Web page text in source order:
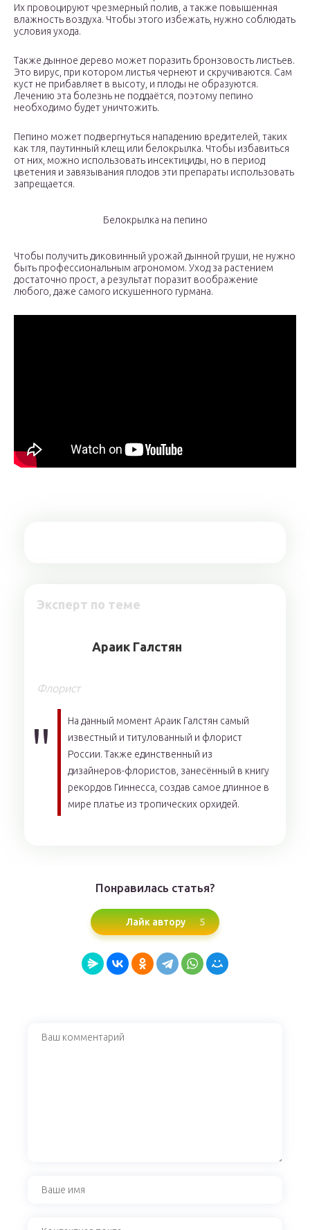
Их провоцируют чрезмерный полив, а также повышенная
влажность воздуха. Чтобы этого избежать, нужно соблюдать
условия ухода.
Также дынное дерево может поразить бронзовость листьев.
Это вирус, при котором листья чернеют и скручиваются. Сам
куст не прибавляет в высоту, и плоды не образуются.
Лечению эта болезнь не поддаётся, поэтому пепино
необходимо будет уничтожить.
Пепино может подвергнуться нападению вредителей, таких
как тля, паутинный клещ или белокрылка. Чтобы избавиться
от них, можно использовать инсектициды, но в период
цветения и завязывания плодов эти препараты использовать
запрещается.
Белокрылка на пепино
Чтобы получить диковинный урожай дынной груши, не нужно
быть профессиональным агрономом. Уход за растением
достаточно прост, а результат поразит воображение
любого, даже самого искушенного гурмана.
Эксперт по теме
Aрaик Гaлcтян
Флорист
На данный момент Араик Галстян самый
известный и титулованный и флорист
России. Также единственный из
дизайнеров-флористов, занесённый в книгу
рекордов Гиннесса, создав самое длинное в
мире платье из тропических орхидей.
Понравилась статья?
Лайк автору 5